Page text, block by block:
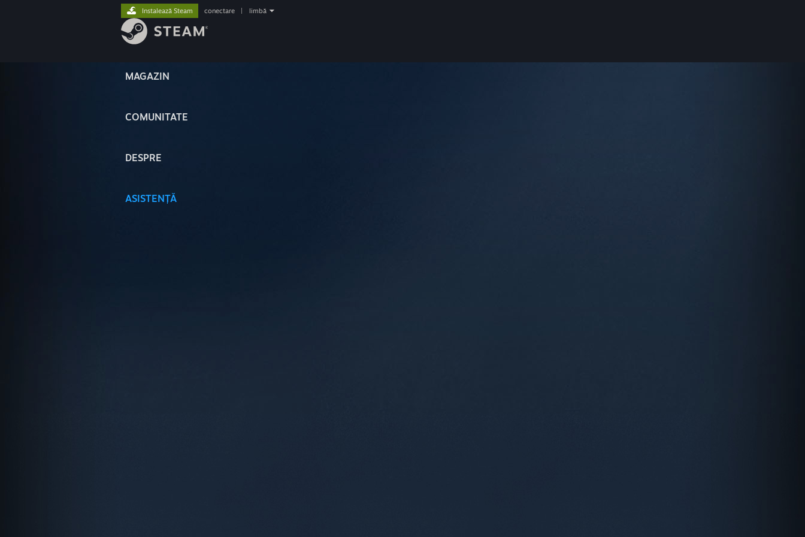
MAGAZIN
COMUNITATE
DESPRE
ASISTENȚĂ
Instalează Steam conectare limbă